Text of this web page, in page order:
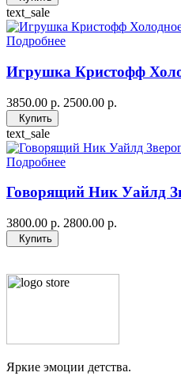
text_sale
Подробнее
Игрушка Кристофф
3850.00 р. 2500.00 р.
Купить
text_sale
Подробнее
Говорящий Ник Уайлд
3800.00 р. 2800.00 р.
Купить
Яркие эмоции детства.